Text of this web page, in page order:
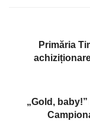
Primăria
„Gold,